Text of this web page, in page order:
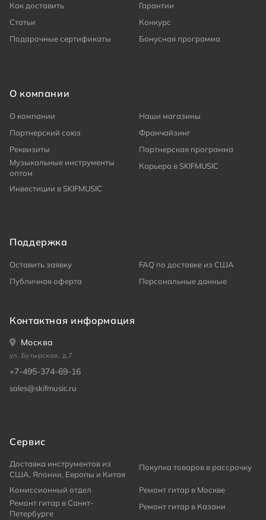
Как доставить
Гарантии
Статьи
Конкурс
Подарочные сертификаты
Бонусная программа
О компании
О компании
Наши магазины
Партнерский союз
Франчайзинг
Реквизиты
Партнерская программа
Музыкальные инструменты
оптом
Карьера в SKIFMUSIC
Инвестиции в SKIFMUSIC
Поддержка
Оставить заявку
FAQ по доставке из США
Публичная оферта
Персональные данные
Контактная информация
Москва
ул. Бутырская, д.7
+7-495-374-69-16
sales@skifmusic.ru
Сервис
Доставка инструментов из
США, Японии, Европы и Китая
Покупка товаров в рассрочку
Комиссионный отдел
Ремонт гитар в Москве
Ремонт гитар в Санкт-
Петербурге
Ремонт гитар в Казани